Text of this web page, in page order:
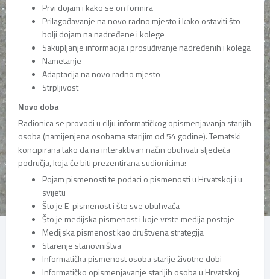
Prvi dojam i kako se on formira
Prilagođavanje na novo radno mjesto i kako ostaviti što
bolji dojam na nadređene i kolege
Sakupljanje informacija i prosuđivanje nadređenih i kolega
Nametanje
Adaptacija na novo radno mjesto
Strpljivost
Novo doba
Radionica se provodi u cilju informatičkog opismenjavanja starijih
osoba (namijenjena osobama starijim od 54 godine). Tematski
koncipirana tako da na interaktivan način obuhvati sljedeća
područja, koja će biti prezentirana sudionicima:
Pojam pismenosti te podaci o pismenosti u Hrvatskoj i u
svijetu
Što je E-pismenost i što sve obuhvaća
Što je medijska pismenost i koje vrste medija postoje
Medijska pismenost kao društvena strategija
Starenje stanovništva
Informatička pismenost osoba starije životne dobi
Informatičko opismenjavanje starijih osoba u Hrvatskoj.